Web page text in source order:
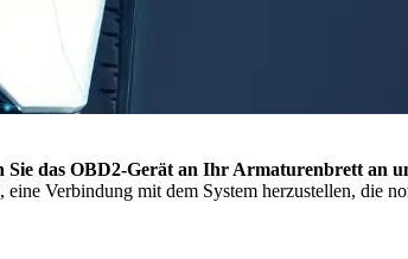
Sie das OBD2-Gerät an Ihr Armaturenbrett an
Verbindung mit dem System herzustellen, die